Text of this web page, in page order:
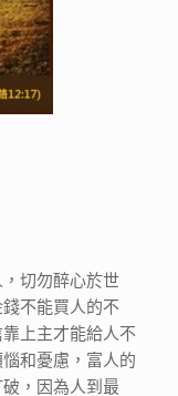
切勿醉心於世
不能買人的不
上主才能給人不
和憂慮，富人的
，因為人到最